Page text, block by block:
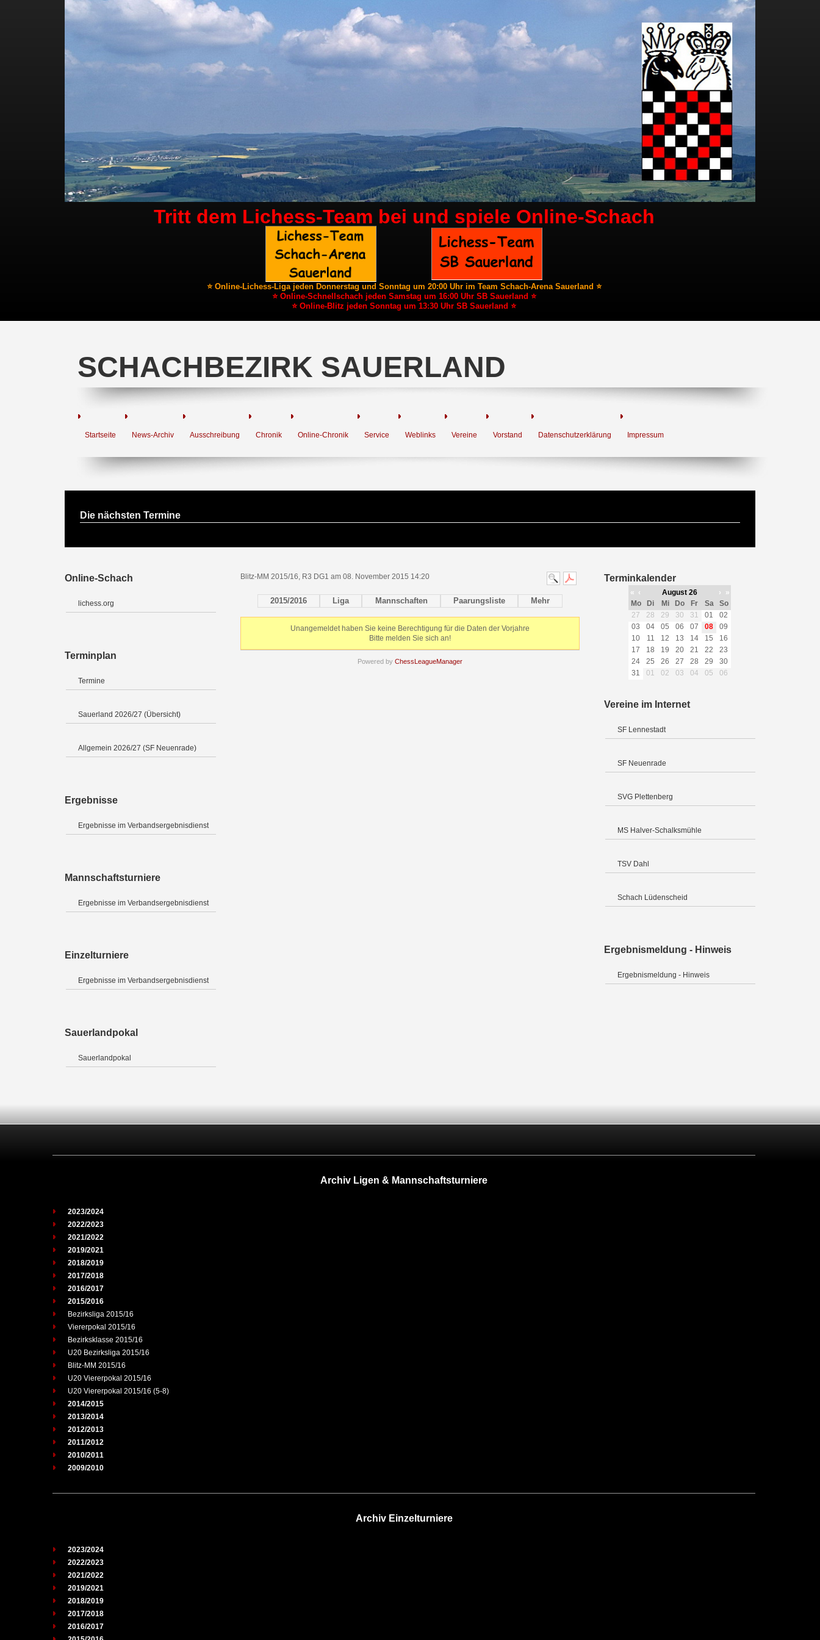
Tritt dem Lichess-Team bei und spiele Online-Schach
⭐ Online-Lichess-Liga jeden Donnerstag und Sonntag um 20:00 Uhr im Team Schach-Arena Sauerland ⭐
⭐ Online-Schnellschach jeden Samstag um 16:00 Uhr SB Sauerland ⭐
⭐ Online-Blitz jeden Sonntag um 13:30 Uhr SB Sauerland ⭐
SCHACHBEZIRK SAUERLAND
Startseite News-Archiv Ausschreibung Chronik Online-Chronik Service Weblinks Vereine Vorstand Datenschutzerklärung Impressum
Die nächsten Termine
Online-Schach
lichess.org
Terminplan
Termine
Sauerland 2026/27 (Übersicht)
Allgemein 2026/27 (SF Neuenrade)
Ergebnisse
Ergebnisse im Verbandsergebnisdienst
Mannschaftsturniere
Ergebnisse im Verbandsergebnisdienst
Einzelturniere
Ergebnisse im Verbandsergebnisdienst
Sauerlandpokal
Sauerlandpokal
Blitz-MM 2015/16, R3 DG1 am 08. November 2015 14:20
2015/2016 Liga Mannschaften Paarungsliste Mehr
Unangemeldet haben Sie keine Berechtigung für die Daten der Vorjahre
Bitte melden Sie sich an!
Powered by ChessLeagueManager
Terminkalender
« ‹ August 26 ›
»
Mo
Di Mi Do Fr Sa
So
27
28 29 30 31 01
02
03
04 05 06 07 08
09
10
11 12 13 14 15
16
17
18 19 20 21 22
23
24
25 26 27 28 29
30
31
01 02 03 04 05 06
Vereine im Internet
SF Lennestadt
SF Neuenrade
SVG Plettenberg
MS Halver-Schalksmühle
TSV Dahl
Schach Lüdenscheid
Ergebnismeldung - Hinweis
Ergebnismeldung - Hinweis
Archiv Ligen & Mannschaftsturniere
2023/2024
2022/2023
2021/2022
2019/2021
2018/2019
2017/2018
2016/2017
2015/2016
Bezirksliga 2015/16
Viererpokal 2015/16
Bezirksklasse 2015/16
U20 Bezirksliga 2015/16
Blitz-MM 2015/16
U20 Viererpokal 2015/16
U20 Viererpokal 2015/16 (5-8)
2014/2015
2013/2014
2012/2013
2011/2012
2010/2011
2009/2010
Archiv Einzelturniere
2023/2024
2022/2023
2021/2022
2019/2021
2018/2019
2017/2018
2016/2017